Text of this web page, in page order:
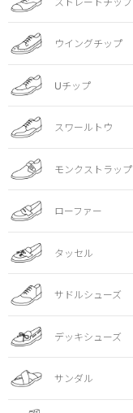
ウイングチップ
Uチップ
スワールトウ
モンクストラップ
ローファー
タッセル
サドルシューズ
デッキシューズ
サンダル